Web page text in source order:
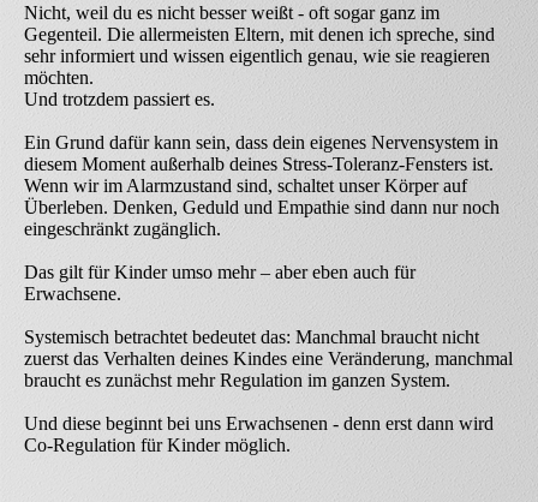
Nicht, weil du es nicht besser weißt - oft sogar ganz im
Gegenteil. Die allermeisten Eltern, mit denen ich spreche, sind
sehr informiert und wissen eigentlich genau, wie sie reagieren
möchten.
Und trotzdem passiert es.
Ein Grund dafür kann sein, dass dein eigenes Nervensystem in
diesem Moment außerhalb deines Stress-Toleranz-Fensters ist.
Wenn wir im Alarmzustand sind, schaltet unser Körper auf
Überleben. Denken, Geduld und Empathie sind dann nur noch
eingeschränkt zugänglich.
Das gilt für Kinder umso mehr – aber eben auch für
Erwachsene.
Systemisch betrachtet bedeutet das: Manchmal braucht nicht
zuerst das Verhalten deines Kindes eine Veränderung, manchmal
braucht es zunächst mehr Regulation im ganzen System.
Und diese beginnt bei uns Erwachsenen - denn erst dann wird
Co-Regulation für Kinder möglich.